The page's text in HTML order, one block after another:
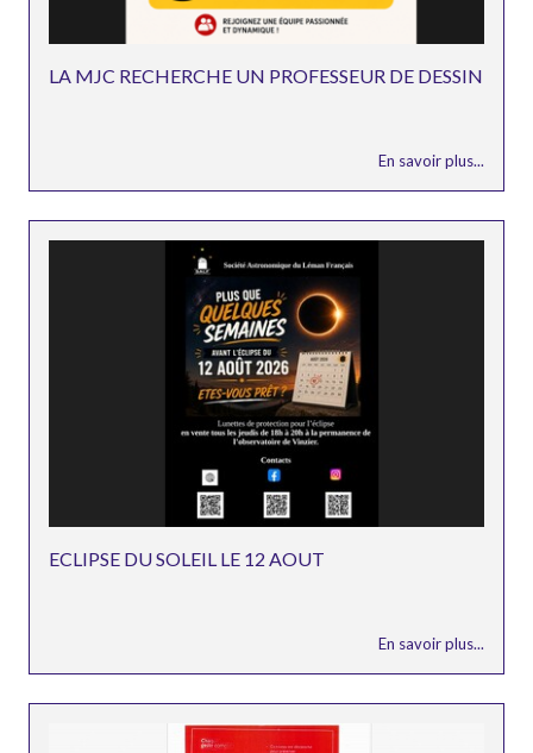
LA MJC RECHERCHE UN PROFESSEUR DE DESSIN
En savoir plus...
ECLIPSE DU SOLEIL LE 12 AOUT
En savoir plus...